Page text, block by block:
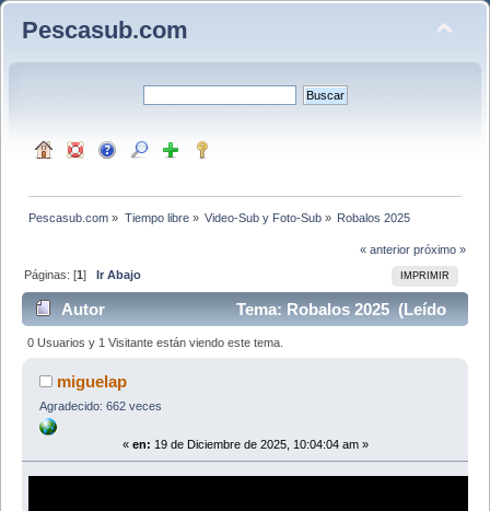
Pescasub.com
Pescasub.com » Tiempo libre» Video-Sub y Foto-Sub» Robalos 2025
« anterior próximo »
IMPRIMIR
Páginas: [1]Ir Abajo
Autor
Tema: Robalos 2025 (Leído
400 veces)
0 Usuarios y 1 Visitante están viendo este tema.
miguelap
Agradecido: 662 veces
« en: 19 de Diciembre de 2025, 10:04:04 am »